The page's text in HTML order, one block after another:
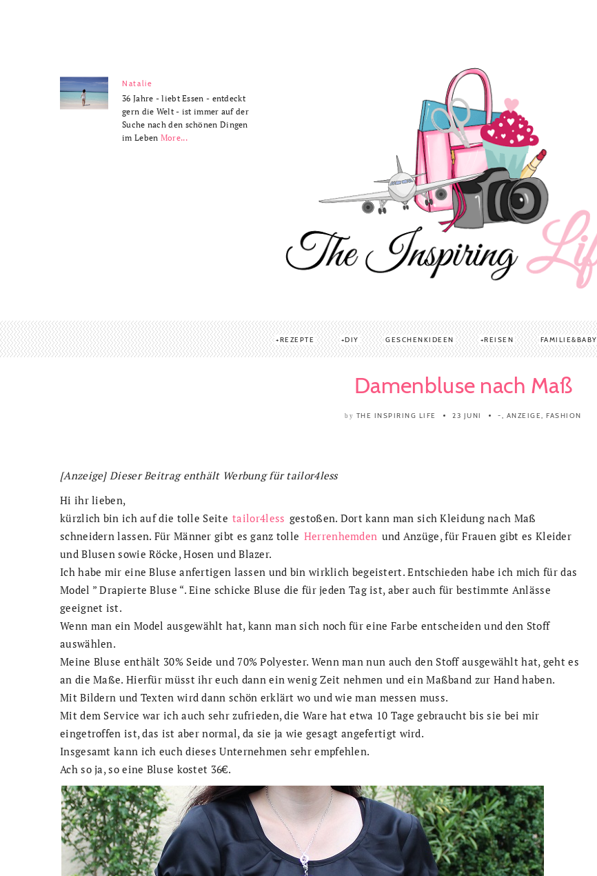
Natalie
36 Jahre - liebt Essen - entdeckt
gern die Welt - ist immer auf der
Suche nach den schönen Dingen
im Leben More...
REZEPTE DIY GESCHENKIDEEN REISEN FAMILIE&BABY
Damenbluse nach Maß
by THE INSPIRING LIFE 23 JUNI -, ANZEIGE,FASHION
[Anzeige] Dieser Beitrag enthält Werbung für tailor4less
Hi ihr lieben,
kürzlich bin ich auf die tolle Seite tailor4less gestoßen. Dort kann man sich Kleidung nach Maß
schneidern lassen. Für Männer gibt es ganz tolle Herrenhemden und Anzüge, für Frauen gibt es Kleider
und Blusen sowie Röcke, Hosen und Blazer.
Ich habe mir eine Bluse anfertigen lassen und bin wirklich begeistert. Entschieden habe ich mich für das
Model ” Drapierte Bluse “. Eine schicke Bluse die für jeden Tag ist, aber auch für bestimmte Anlässe
geeignet ist.
Wenn man ein Model ausgewählt hat, kann man sich noch für eine Farbe entscheiden und den Stoff
auswählen.
Meine Bluse enthält 30% Seide und 70% Polyester. Wenn man nun auch den Stoff ausgewählt hat, geht es
an die Maße. Hierfür müsst ihr euch dann ein wenig Zeit nehmen und ein Maßband zur Hand haben.
Mit Bildern und Texten wird dann schön erklärt wo und wie man messen muss.
Mit dem Service war ich auch sehr zufrieden, die Ware hat etwa 10 Tage gebraucht bis sie bei mir
eingetroffen ist, das ist aber normal, da sie ja wie gesagt angefertigt wird.
Insgesamt kann ich euch dieses Unternehmen sehr empfehlen.
Ach so ja, so eine Bluse kostet 36€.